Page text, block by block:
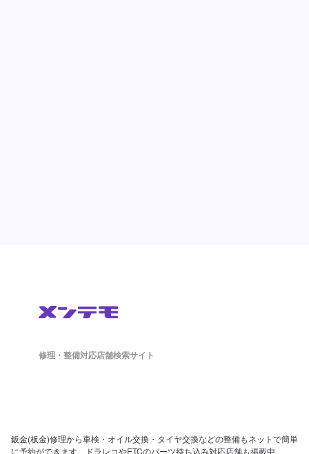
修理・整備対応店舗検索サイト
鈑金(板金)修理から車検・オイル交換・タイヤ交換などの整備もネットで簡単
に予約ができます。ドラレコやETCのパーツ持ち込み対応店舗も掲載中。